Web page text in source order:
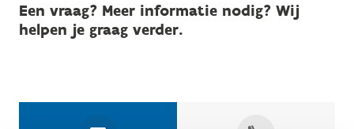
Een vraag? Meer informatie nodig? Wij
helpen je graag verder.